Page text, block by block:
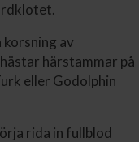
av
härstammar på
eller Godolphin
rida in fullblod